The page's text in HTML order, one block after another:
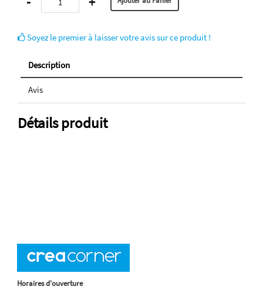
Soyez le premier à laisser votre avis sur ce produit !
Description
Avis
Détails produit
Horaires d'ouverture